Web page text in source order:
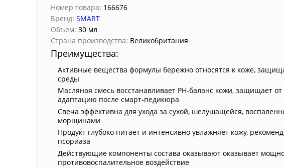
Номер товара: 166676
Бренд: SMART
Объем: 30 мл
Страна производства: Великобритания
Преимущества:
Активные вещества формулы бережно относятся к коже,
среды
Масляная смесь восстанавливает PH-баланс кожи, защищает
адаптацию после смарт-педикюра
Свеча эффективна для ухода за сухой, шелушащейся,
морщинами
Продукт глубоко питает и интенсивно увлажняет кожу,
псориаза
Действующие компоненты состава оказывают оказывает
противовоспалительное воздействие